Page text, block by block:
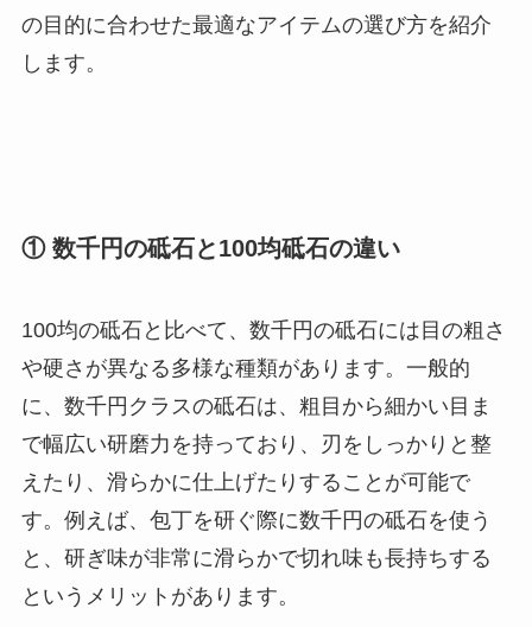
の目的に合わせた最適なアイテムの選び方を紹介
します。
① 数千円の砥石と100均砥石の違い
100均の砥石と比べて、数千円の砥石には目の粗さ
や硬さが異なる多様な種類があります。一般的
に、数千円クラスの砥石は、粗目から細かい目ま
で幅広い研磨力を持っており、刃をしっかりと整
えたり、滑らかに仕上げたりすることが可能で
す。例えば、包丁を研ぐ際に数千円の砥石を使う
と、研ぎ味が非常に滑らかで切れ味も長持ちする
というメリットがあります。